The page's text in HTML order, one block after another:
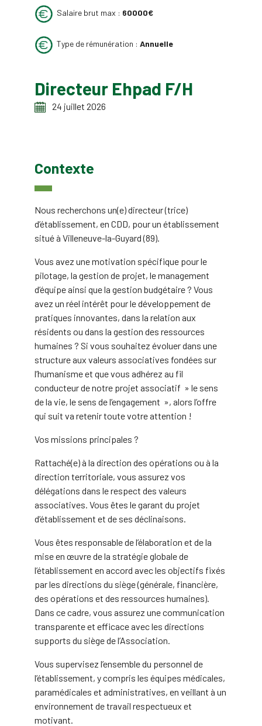
Salaire brut max : 60000€
Type de rémunération : Annuelle
Directeur Ehpad F/H
24 juillet 2026
Contexte
Nous recherchons un(e) directeur (trice)
d’établissement, en CDD, pour un établissement
situé à Villeneuve-la-Guyard (89).
Vous avez une motivation spécifique pour le
pilotage, la gestion de projet, le management
d’équipe ainsi que la gestion budgétaire ? Vous
avez un réel intérêt pour le développement de
pratiques innovantes, dans la relation aux
résidents ou dans la gestion des ressources
humaines ? Si vous souhaitez évoluer dans une
structure aux valeurs associatives fondées sur
l’humanisme et que vous adhérez au fil
conducteur de notre projet associatif » le sens
de la vie, le sens de l’engagement », alors l’offre
qui suit va retenir toute votre attention !
Vos missions principales ?
Rattaché(e) à la direction des opérations ou à la
direction territoriale, vous assurez vos
délégations dans le respect des valeurs
associatives. Vous êtes le garant du projet
d’établissement et de ses déclinaisons.
Vous êtes responsable de l’élaboration et de la
mise en œuvre de la stratégie globale de
l’établissement en accord avec les objectifs fixés
par les directions du siège (générale, financière,
des opérations et des ressources humaines).
Dans ce cadre, vous assurez une communication
transparente et efficace avec les directions
supports du siège de l’Association.
Vous supervisez l’ensemble du personnel de
l’établissement, y compris les équipes médicales,
paramédicales et administratives, en veillant à un
environnement de travail respectueux et
motivant.